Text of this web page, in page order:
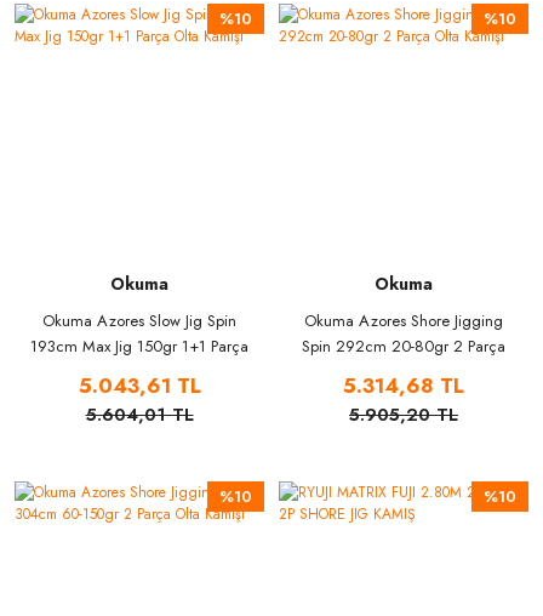
%10
Okuma
Okuma Azores Slow Jig Spin
193cm Max Jig 150gr 1+1 Parça
5.043,61 TL
5.604,01 TL
%10
Okuma
Okuma Azores Shore Jigging
Spin 292cm 20-80gr 2 Parça
5.314,68 TL
5.905,20 TL
%10 %10